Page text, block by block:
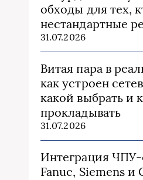
обходы для тех,
нестандартные
31.07.2026
Витая пара в
как устроен
какой выбрать и
прокладывать
31.07.2026
Интеграция
Fanuc, Siemens и